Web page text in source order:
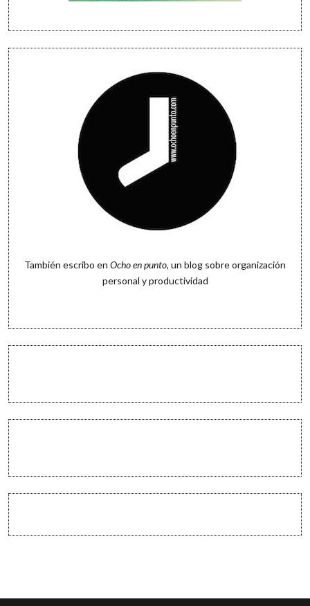
También escribo en Ocho en punto, un blog sobre organización
personal y productividad